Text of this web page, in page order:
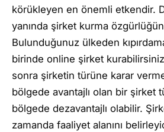
körükleyen en önemli etkendir.
yanında şirket kurma
Bulunduğunuz ülkeden
birinde online şirket
sonra şirketin türüne karar
bölgede avantajlı olan bir şirket
bölgede dezavantajlı olabilir.
zamanda faaliyet alanını